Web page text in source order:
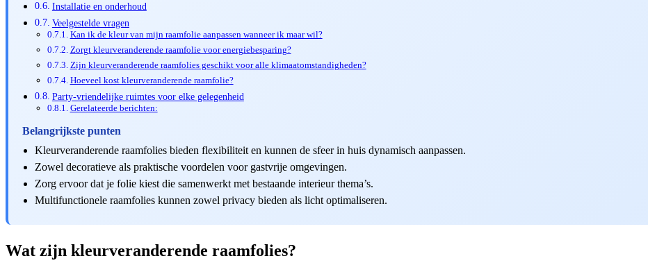
Installatie en onderhoud
Veelgestelde vragen
Kan ik de kleur van mijn raamfolie aanpassen wanneer ik maar wil?
Zorgt kleurveranderende raamfolie voor energiebesparing?
Zijn kleurveranderende raamfolies geschikt voor alle klimaatomstandigheden?
Hoeveel kost kleurveranderende raamfolie?
Party-vriendelijke ruimtes voor elke gelegenheid
Gerelateerde berichten:
Belangrijkste punten
Kleurveranderende raamfolies bieden flexibiliteit en kunnen de sfeer in huis dynamisch aanpassen.
Zowel decoratieve als praktische voordelen voor gastvrije omgevingen.
Zorg ervoor dat je folie kiest die samenwerkt met bestaande interieur thema’s.
Multifunctionele raamfolies kunnen zowel privacy bieden als licht optimaliseren.
Wat zijn kleurveranderende raamfolies?